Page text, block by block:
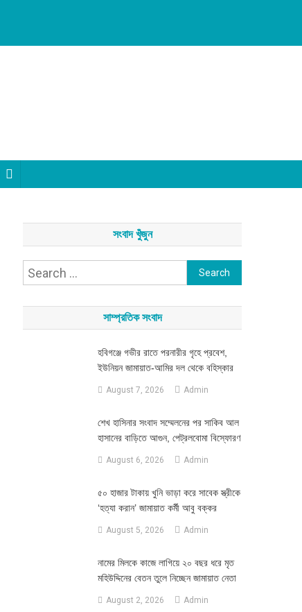
সংবাদ খুঁজুন
Search
সাম্প্রতিক সংবাদ
হবিগঞ্জে গভীর রাতে পরনারীর গৃহে প্রবেশ,
ইউনিয়ন জামায়াত-আমির দল থেকে বহিস্কার
August 7, 2026 Admin
শেখ হাসিনার সংবাদ সম্মেলনের পর সাকিব আল
হাসানের বাড়িতে আগুন, পেট্রলবোমা বিস্ফোরণ
August 6, 2026 Admin
৫০ হাজার টাকায় খুনি ভাড়া করে সাবেক স্ত্রীকে
‘হত্যা করান’ জামায়াত কর্মী আবু বক্কর
August 5, 2026 Admin
নামের মিলকে কাজে লাগিয়ে ২০ বছর ধরে মৃত
মহিউদ্দিনের বেতন তুলে নিচ্ছেন জামায়াত নেতা
August 2, 2026 Admin